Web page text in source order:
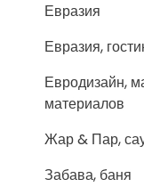
Евразия
Евразия,
Евродизайн,
материалов
Жар & Пар,
Забава, баня